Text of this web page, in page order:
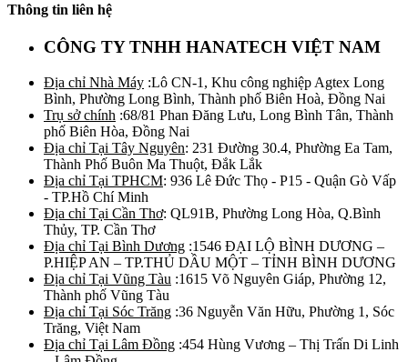
Thông tin liên hệ
CÔNG TY TNHH HANATECH VIỆT NAM
Địa chỉ Nhà Máy :Lô CN-1, Khu công nghiệp Agtex Long
Bình, Phường Long Bình, Thành phố Biên Hoà, Đồng Nai
Trụ sở chính :68/81 Phan Đăng Lưu, Long Bình Tân, Thành
phố Biên Hòa, Đồng Nai
Địa chỉ Tại Tây Nguyên: 231 Đường 30.4, Phường Ea Tam,
Thành Phố Buôn Ma Thuột, Đắk Lắk
Địa chỉ Tại TPHCM: 936 Lê Đức Thọ - P15 - Quận Gò Vấp
- TP.Hồ Chí Minh
Địa chỉ Tại Cần Thơ: QL91B, Phường Long Hòa, Q.Bình
Thủy, TP. Cần Thơ
Địa chỉ Tại Bình Dương :1546 ĐẠI LỘ BÌNH DƯƠNG –
P.HIỆP AN – TP.THỦ DẦU MỘT – TỈNH BÌNH DƯƠNG
Địa chỉ Tại Vũng Tàu :1615 Võ Nguyên Giáp, Phường 12,
Thành phố Vũng Tàu
Địa chỉ Tại Sóc Trăng :36 Nguyễn Văn Hữu, Phường 1, Sóc
Trăng, Việt Nam
Địa chỉ Tại Lâm Đồng :454 Hùng Vương – Thị Trấn Di Linh